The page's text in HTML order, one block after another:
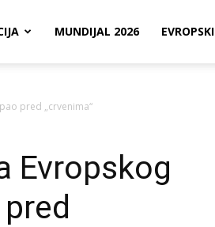
MUNDIJAL 2026 EVROPSKI
pred „crvenima“
Evropskog